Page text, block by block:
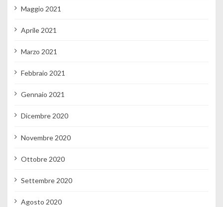
Maggio 2021
Aprile 2021
Marzo 2021
Febbraio 2021
Gennaio 2021
Dicembre 2020
Novembre 2020
Ottobre 2020
Settembre 2020
Agosto 2020